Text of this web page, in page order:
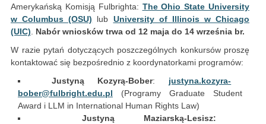
Amerykańską Komisją Fulbrighta: The Ohio State University
w Columbus (OSU) lub University of Illinois w Chicago
(UIC). Nabór wniosków trwa od 12 maja do 14 września br.
W razie pytań dotyczących poszczególnych konkursów proszę
kontaktować się bezpośrednio z koordynatorkami programów:
Justyną Kozyrą-Bober: justyna.kozyra-
bober@fulbright.edu.pl (Programy Graduate Student
Award i LLM in International Human Rights Law)
Justyną Maziarską-Lesisz: